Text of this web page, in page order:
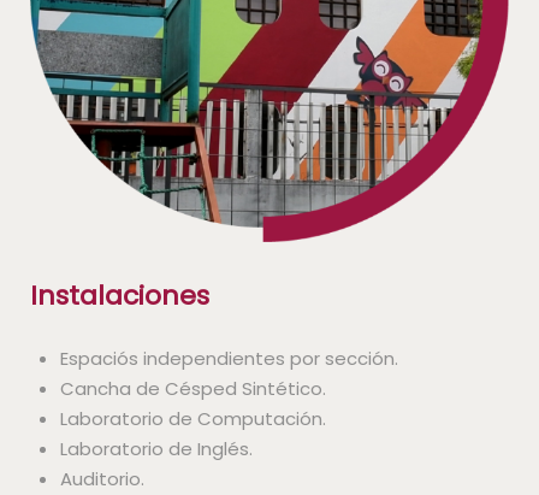
Instalaciones
Espaciós independientes por sección.
Cancha de Césped Sintético.
Laboratorio de Computación.
Laboratorio de Inglés.
Auditorio.